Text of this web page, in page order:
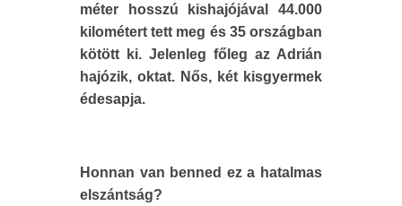
méter hosszú kishajójával 44.000
kilométert tett meg és 35 országban
kötött ki. Jelenleg főleg az Adrián
hajózik, oktat. Nős, két kisgyermek
édesapja.
Honnan van benned ez a hatalmas
elszántság?